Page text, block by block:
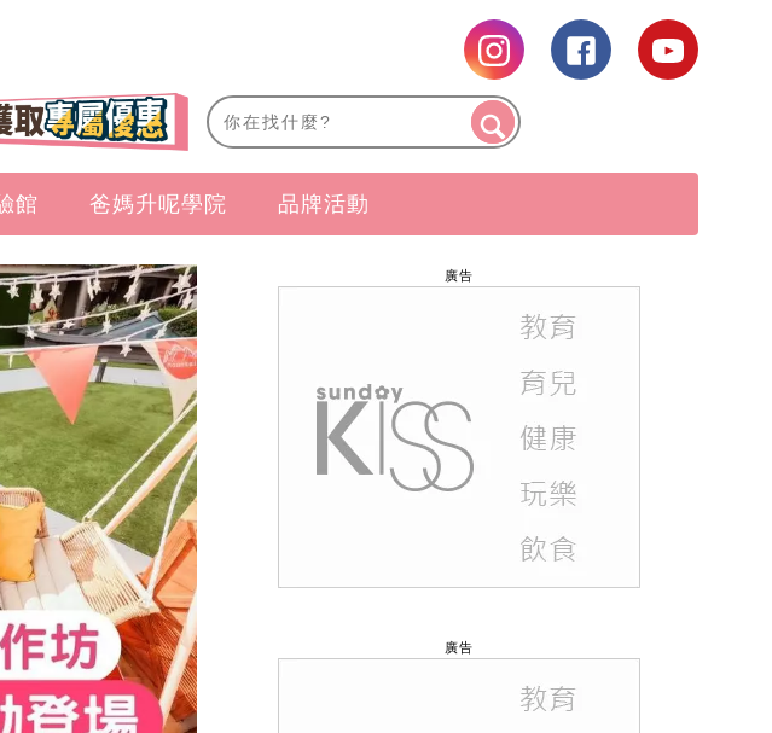
館 爸媽升呢學院 品牌活動
廣告
廣告